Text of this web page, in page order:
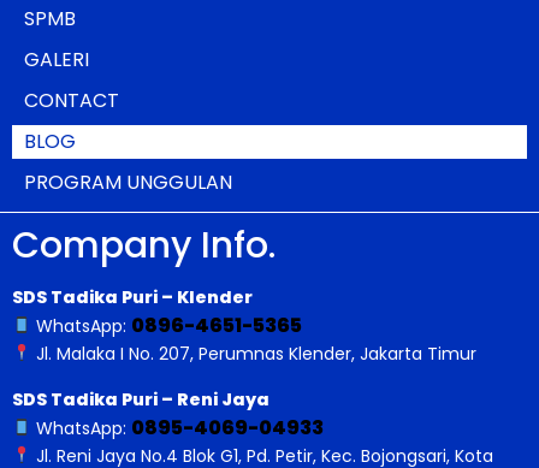
SPMB
GALERI
CONTACT
BLOG
PROGRAM UNGGULAN
Company Info.
SDS Tadika Puri – Klender
WhatsApp: 0896-4651-5365
Jl. Malaka I No. 207, Perumnas Klender, Jakarta Timur
SDS Tadika Puri – Reni Jaya
WhatsApp: 0895-4069-04933
Jl. Reni Jaya No.4 Blok G1, Pd. Petir, Kec. Bojongsari, Kota